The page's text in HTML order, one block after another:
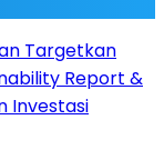
Targetkan
Report &
Investasi